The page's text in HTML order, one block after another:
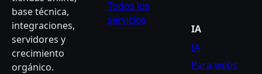
base técnica,
integraciones,
servidores y
crecimiento
orgánico.
Todos los
servicios
IA
IA
Para webs